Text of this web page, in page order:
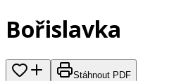
Bořislavka
Stáhnout PDF